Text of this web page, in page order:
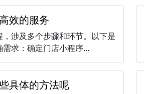
效的服务
涉及多个步骤和环节。以下是
求：确定门店小程序...
具体的方法呢